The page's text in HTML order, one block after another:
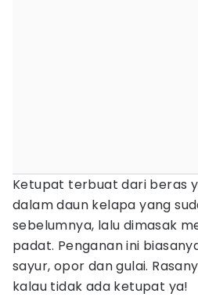
Ketupat terbuat dari beras
dalam daun kelapa yang
sebelumnya, lalu dimasak
padat. Penganan ini
sayur, opor dan gulai.
kalau tidak ada ketupat ya!